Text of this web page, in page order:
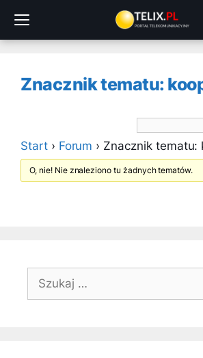
treści
Znacznik tematu:
Start › Forum › Znacznik tematu:
O, nie! Nie znaleziono tu żadnych tematów.
Szukaj: